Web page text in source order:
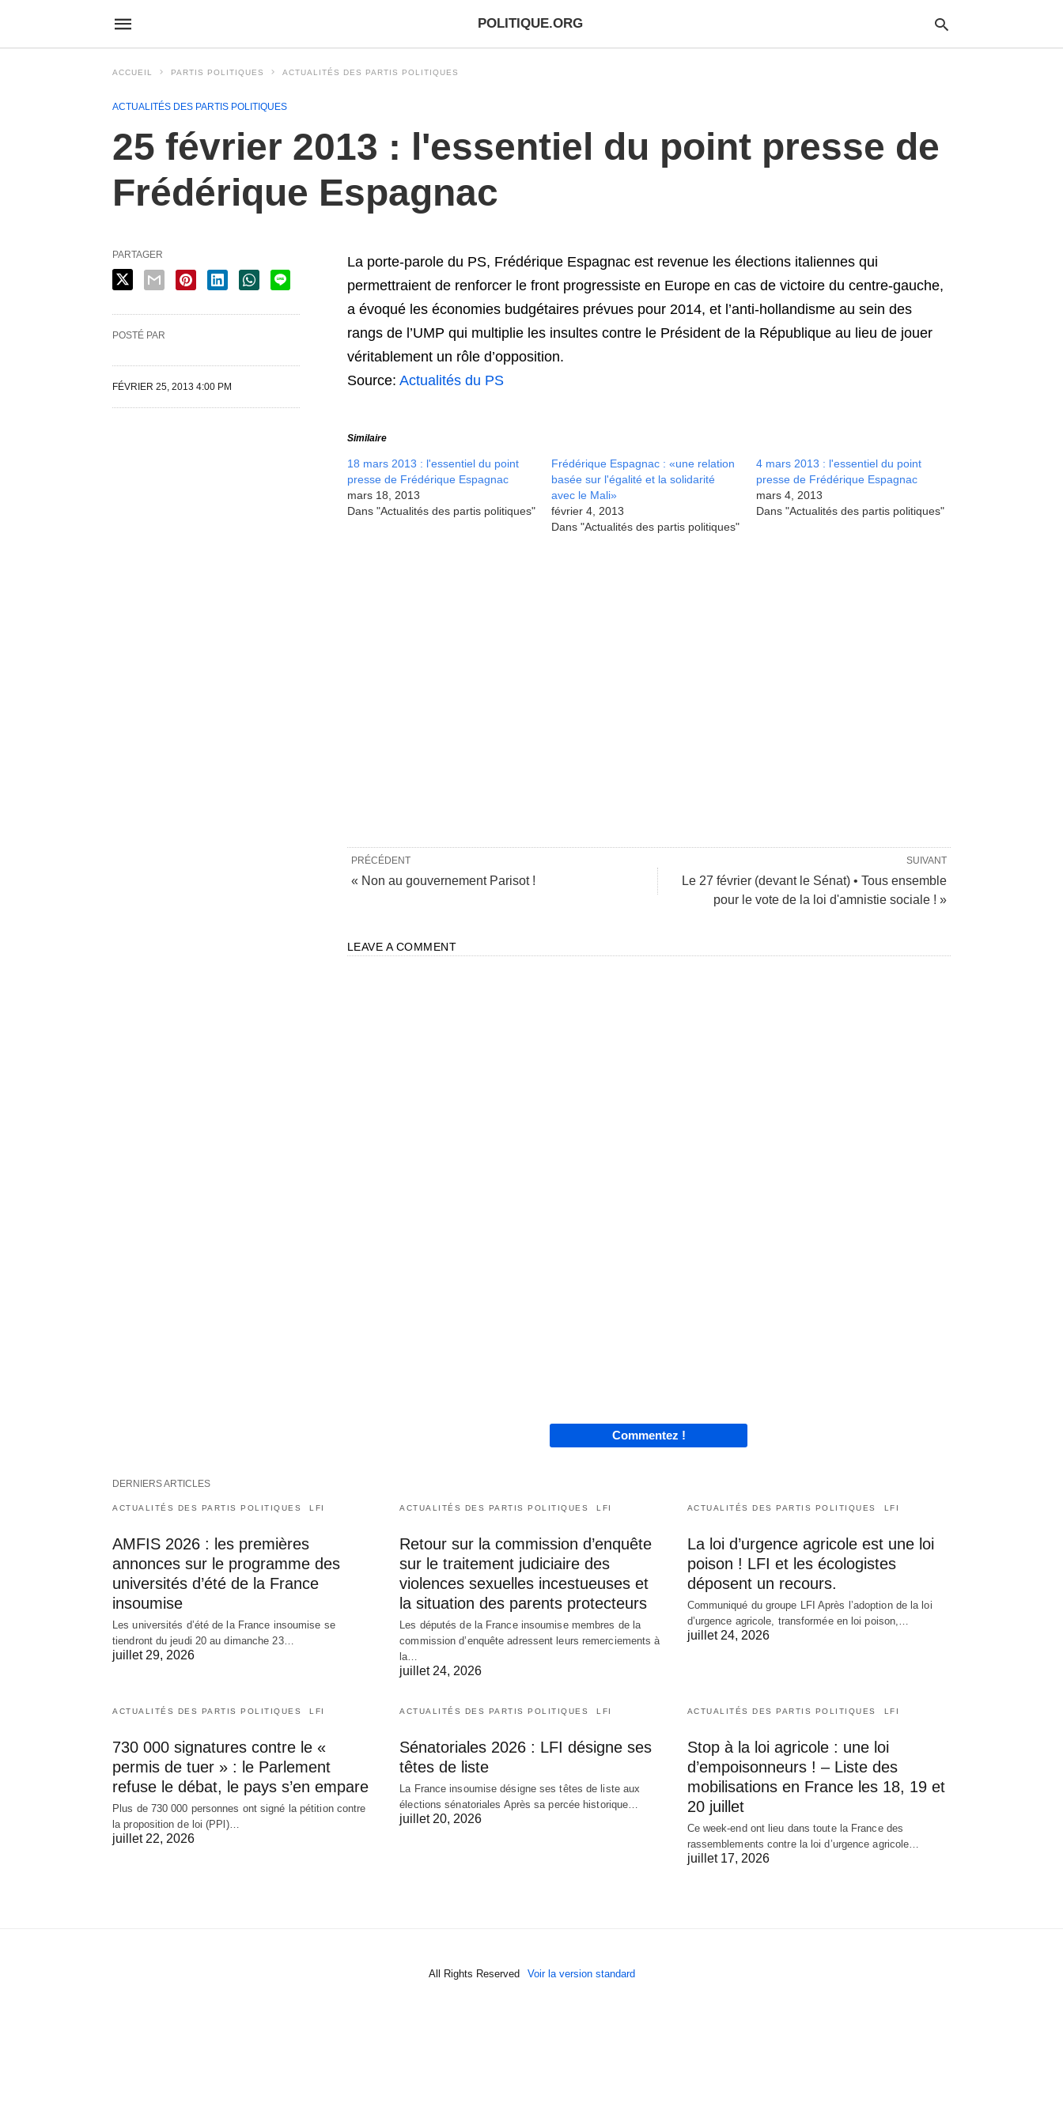
POLITIQUE.ORG
ACCUEIL PARTIS POLITIQUES ACTUALITÉS DES PARTIS POLITIQUES
ACTUALITÉS DES PARTIS POLITIQUES
25 février 2013 : l'essentiel du point presse de
Frédérique Espagnac
La porte-parole du PS, Frédérique Espagnac est revenue les élections italiennes qui
permettraient de renforcer le front progressiste en Europe en cas de victoire du centre-gauche,
a évoqué les économies budgétaires prévues pour 2014, et l’anti-hollandisme au sein des
rangs de l’UMP qui multiplie les insultes contre le Président de la République au lieu de jouer
véritablement un rôle d’opposition.
Source: Actualités du PS
Similaire
18 mars 2013 : l'essentiel du point
presse de Frédérique Espagnac
mars 18, 2013
Dans "Actualités des partis politiques"
Frédérique Espagnac : «une relation
basée sur l'égalité et la solidarité
avec le Mali»
février 4, 2013
Dans "Actualités des partis politiques"
4 mars 2013 : l'essentiel du point
presse de Frédérique Espagnac
mars 4, 2013
Dans "Actualités des partis politiques"
SUIVANT
Le 27 février (devant le Sénat) • Tous ensemble
pour le vote de la loi d'amnistie sociale ! »
PRÉCÉDENT
« Non au gouvernement Parisot !
LEAVE A COMMENT
Commentez !
PARTAGER
POSTÉ PAR
FÉVRIER 25, 2013 4:00 PM
DERNIERS ARTICLES
ACTUALITÉS DES PARTIS POLITIQUES LFI
AMFIS 2026 : les premières
annonces sur le programme des
universités d’été de la France
insoumise
Les universités d’été de la France insoumise se
tiendront du jeudi 20 au dimanche 23…
juillet 29, 2026
ACTUALITÉS DES PARTIS POLITIQUES LFI
Retour sur la commission d’enquête
sur le traitement judiciaire des
violences sexuelles incestueuses et
la situation des parents protecteurs
Les députés de la France insoumise membres de la
commission d’enquête adressent leurs remerciements à
la…
juillet 24, 2026
ACTUALITÉS DES PARTIS POLITIQUES LFI
La loi d’urgence agricole est une loi
poison ! LFI et les écologistes
déposent un recours.
Communiqué du groupe LFI Après l’adoption de la loi
d’urgence agricole, transformée en loi poison,…
juillet 24, 2026
ACTUALITÉS DES PARTIS POLITIQUES LFI
730 000 signatures contre le «
permis de tuer » : le Parlement
refuse le débat, le pays s’en empare
Plus de 730 000 personnes ont signé la pétition contre
la proposition de loi (PPl)…
juillet 22, 2026
ACTUALITÉS DES PARTIS POLITIQUES LFI
Sénatoriales 2026 : LFI désigne ses
têtes de liste
La France insoumise désigne ses têtes de liste aux
élections sénatoriales Après sa percée historique…
juillet 20, 2026
ACTUALITÉS DES PARTIS POLITIQUES LFI
Stop à la loi agricole : une loi
d’empoisonneurs ! – Liste des
mobilisations en France les 18, 19 et
20 juillet
Ce week-end ont lieu dans toute la France des
rassemblements contre la loi d’urgence agricole…
juillet 17, 2026
All Rights Reserved Voir la version standard